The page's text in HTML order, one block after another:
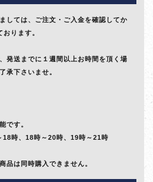
しては、ご注文・ご入金を確認してか
ります。
発送までに１週間以上お時間を頂く場
承下さいませ。
です。
時、18時～20時、19時～21時
品は同時購入できません。